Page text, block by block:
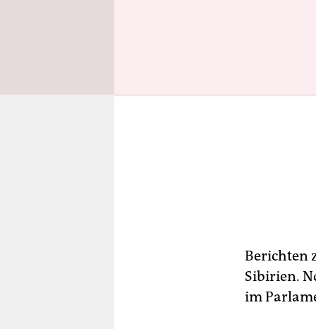
Berichten
Sibirien.
im